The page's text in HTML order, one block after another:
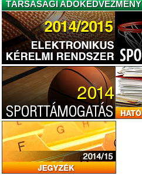
TÁRSASÁGI ADÓKEDVEZMÉNY